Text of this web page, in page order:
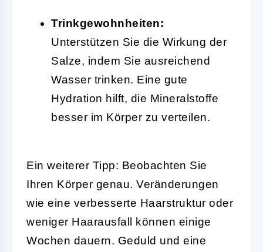
Trinkgewohnheiten:
Unterstützen Sie die Wirkung der
Salze, indem Sie ausreichend
Wasser trinken. Eine gute
Hydration hilft, die Mineralstoffe
besser im Körper zu verteilen.
Ein weiterer Tipp: Beobachten Sie
Ihren Körper genau. Veränderungen
wie eine verbesserte Haarstruktur oder
weniger Haarausfall können einige
Wochen dauern. Geduld und eine